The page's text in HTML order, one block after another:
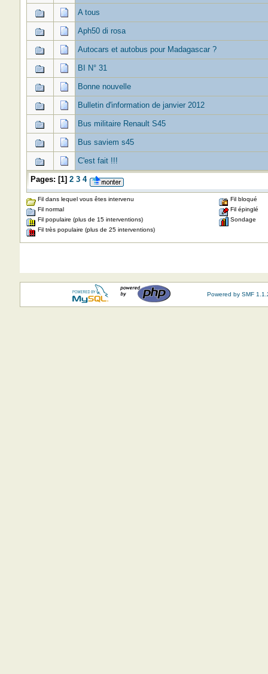
A tous
Aph50 di rosa
Autocars et autobus pour Madagascar ?
BI N° 31
Bonne nouvelle
Bulletin d'information de janvier 2012
Bus militaire Renault S45
Bus saviem s45
C'est fait !!!
Pages: [1] 2 3 4
Fil dans lequel vous êtes intervenu
Fil normal
Fil populaire (plus de 15 interventions)
Fil très populaire (plus de 25 interventions)
Fil bloqué
Fil épinglé
Sondage
Powered by SMF